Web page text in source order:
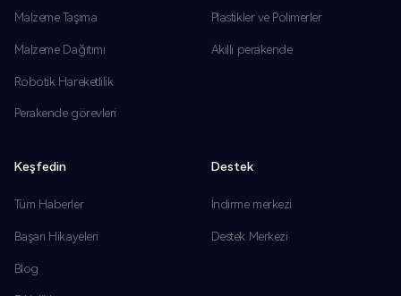
Malzeme Taşıma
Malzeme Dağıtımı
Robotik Hareketlilik
Perakende görevleri
Plastikler ve Polimerler
Akıllı perakende
Keşfedin
Tüm Haberler
Başarı Hikayeleri
Blog
Destek
İndirme merkezi
Destek Merkezi